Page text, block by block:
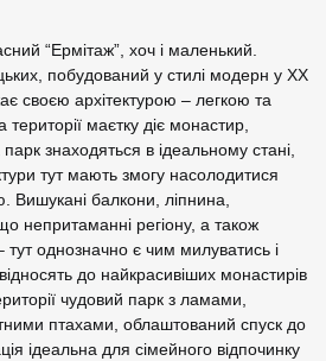
“Ермітаж”, хоч і маленький.
побудований у стилі модерн у ХХ
своєю архітектурою – легкою та
маєтку діє монастир,
знаходяться в ідеальному стані,
тут мають змогу насолодитися
балкони, ліпнина,
непритаманні регіону, а також
тут однозначно є чим милуватись і
до найкрасивіших монастирів
чудовий парк з ламами,
птахами, облаштований спуск до
ідеальна для сімейного відпочинку